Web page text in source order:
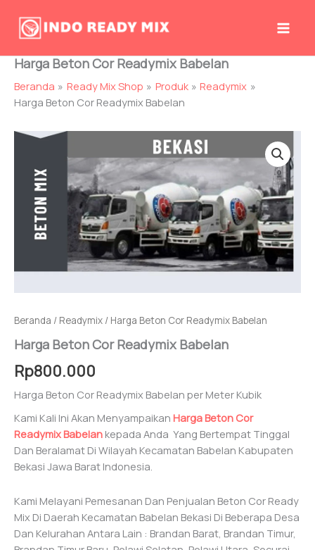
konten
Harga Beton Cor Readymix Babelan
Beranda Ready Mix Shop Produk
Readymix
Harga Beton Cor Readymix Babelan
Beranda / Readymix / Harga Beton Cor Readymix Babelan
Harga Beton Cor Readymix Babelan
Rp800.000
Harga Beton Cor Readymix Babelan per Meter Kubik
Kami Kali Ini Akan Menyampaikan Harga Beton Cor
Readymix Babelan kepada Anda Yang Bertempat Tinggal
Dan Beralamat Di Wilayah Kecamatan Babelan Kabupaten
Bekasi Jawa Barat Indonesia.
Kami Melayani Pemesanan Dan Penjualan Beton Cor Ready
Mix Di Daerah Kecamatan Babelan Bekasi Di Beberapa Desa
Dan Kelurahan Antara Lain : Brandan Barat, Brandan Timur,